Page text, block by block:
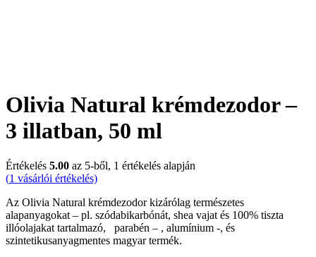
Olivia Natural krémdezodor –
3 illatban, 50 ml
Értékelés 5.00 az 5-ből, 1 értékelés alapján
(1 vásárlói értékelés)
Az Olivia Natural krémdezodor kizárólag természetes
alapanyagokat – pl. szódabikarbónát, shea vajat és 100% tiszta
illóolajakat tartalmazó, parabén – , alumínium -, és
szintetikusanyagmentes magyar termék.